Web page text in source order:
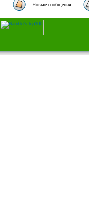
Новые сообщения